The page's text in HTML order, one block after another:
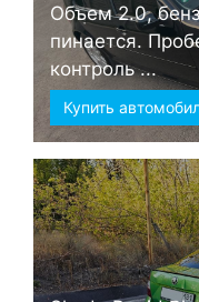
Объем 2.0,
пинается.
контроль ...
Купить